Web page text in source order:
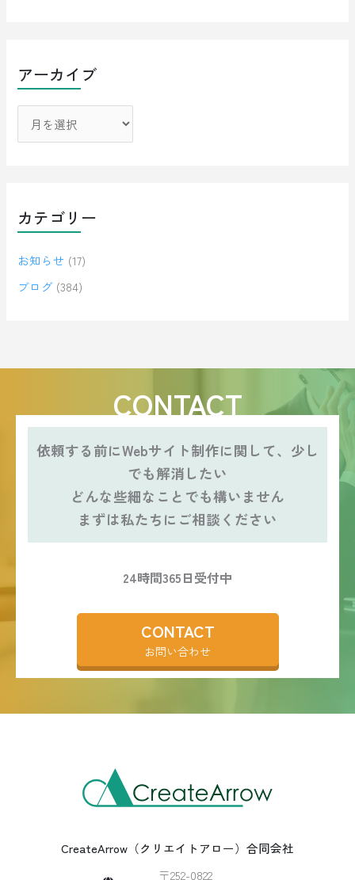
アーカイブ
カテゴリー
お知らせ (17)
ブログ (384)
CONTACT
依頼する前にWebサイト制作に関して、少し
でも解消したい
どんな些細なことでも構いません
まずは私たちにご相談ください
24時間365日受付中
CONTACT
お問い合わせ
CreateArrow（クリエイトアロー）合同会社
〒252-0822